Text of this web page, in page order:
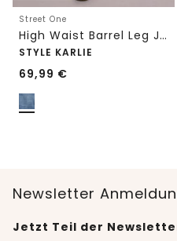
Street One
High Waist Barrel Leg Jeans im Loose Fit
STYLE KARLIE
69,99 €
Newsletter
Jetzt Teil der